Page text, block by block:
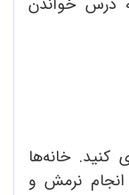
کنید. خانه‌ها
نرمش و